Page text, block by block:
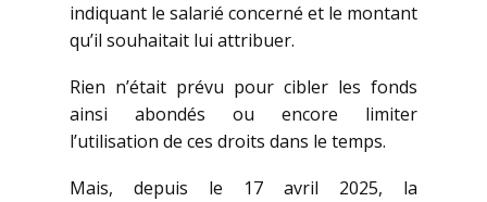
indiquant le salarié concerné et le montant
qu’il souhaitait lui attribuer.
Rien n’était prévu pour cibler les fonds
ainsi abondés ou encore limiter
l’utilisation de ces droits dans le temps.
Mais, depuis le 17 avril 2025, la